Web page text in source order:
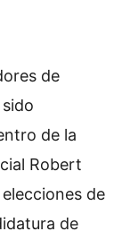
de
de la
Robert
de
de